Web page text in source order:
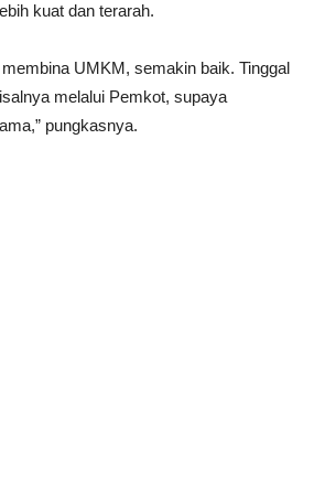
kuat dan terarah.
UMKM, semakin baik. Tinggal
melalui Pemkot, supaya
pungkasnya.